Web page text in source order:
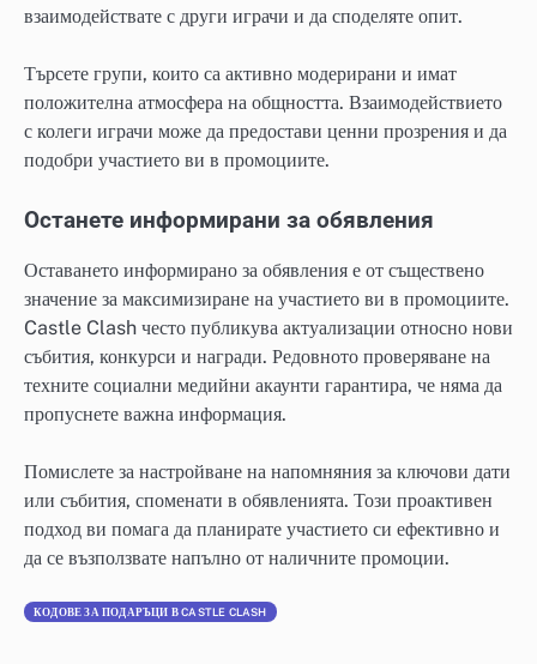
взаимодействате с други играчи и да споделяте опит.
Търсете групи, които са активно модерирани и имат
положителна атмосфера на общността. Взаимодействието
с колеги играчи може да предостави ценни прозрения и да
подобри участието ви в промоциите.
Останете информирани за обявления
Оставането информирано за обявления е от съществено
значение за максимизиране на участието ви в промоциите.
Castle Clash често публикува актуализации относно нови
събития, конкурси и награди. Редовното проверяване на
техните социални медийни акаунти гарантира, че няма да
пропуснете важна информация.
Помислете за настройване на напомняния за ключови дати
или събития, споменати в обявленията. Този проактивен
подход ви помага да планирате участието си ефективно и
да се възползвате напълно от наличните промоции.
КОДОВЕ ЗА ПОДАРЪЦИ В CASTLE CLASH